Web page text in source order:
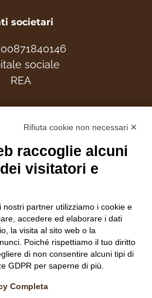
societari
00871840146
sociale
REA
Rifiuta cookie non necessari ✕
raccoglie alcuni
visitatori e
partner utilizziamo i cookie e
accedere ed elaborare i dati
la visita al sito web o la
Poiché rispettiamo il tuo diritto
di non consentire alcuni tipi di
GDPR per saperne di più.
Completa